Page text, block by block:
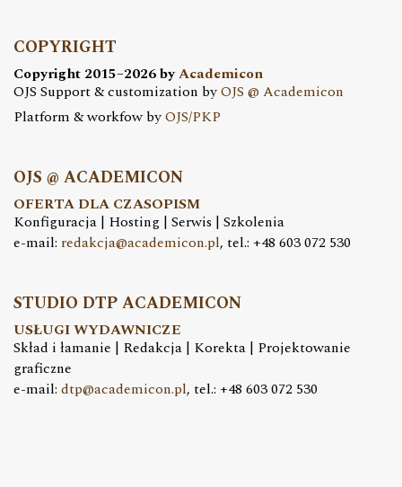
COPYRIGHT
Copyright 2015–2026 byAcademicon
OJS Support & customization byOJS @ Academicon
Platform & workfow byOJS/PKP
OJS @ ACADEMICON
OFERTA DLA CZASOPISM
Konfiguracja | Hosting | Serwis | Szkolenia
e-mail: redakcja@academicon.pl, tel.: +48 603 072 530
STUDIO DTP ACADEMICON
USŁUGI WYDAWNICZE
Skład i łamanie | Redakcja | Korekta | Projektowanie
graficzne
e-mail: dtp@academicon.pl, tel.: +48 603 072 530